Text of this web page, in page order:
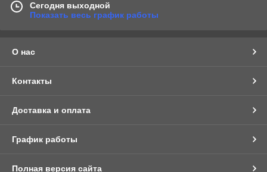
Сегодня выходной
Показать весь график работы
О нас
Контакты
Доставка и оплата
График работы
Полная версия сайта